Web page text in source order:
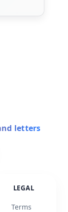
letters
LEGAL
Terms